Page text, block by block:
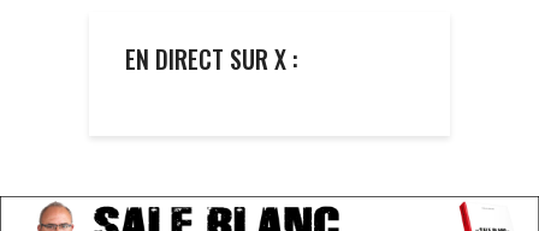
EN DIRECT SUR X :